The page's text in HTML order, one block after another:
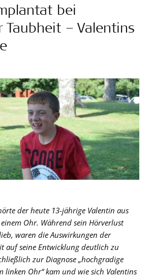
bei
Taubheit – Valentins
der heute 13-jährige Valentin aus
Ohr. Während sein Hörverlust
waren die Auswirkungen der
auf seine Entwicklung deutlich zu
zur Diagnose „hochgradige
linken Ohr“ kam und wie sich Valentins